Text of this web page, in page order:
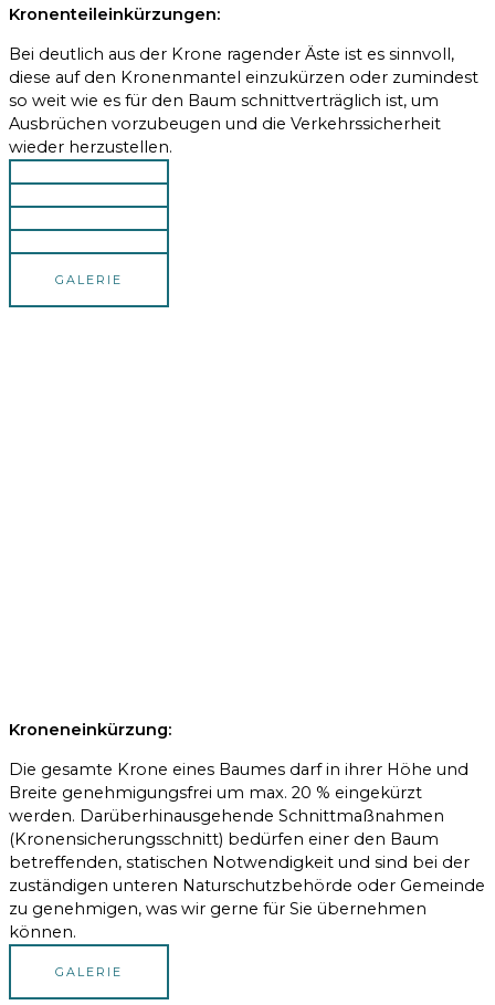
Kronenteileinkürzungen:
Bei deutlich aus der Krone ragender Äste ist es sinnvoll,
diese auf den Kronenmantel einzukürzen oder zumindest
so weit wie es für den Baum schnittverträglich ist, um
Ausbrüchen vorzubeugen und die Verkehrssicherheit
wieder herzustellen.
GALERIE
GALERIE
GALERIE
GALERIE
GALERIE
Kroneneinkürzung:
Die gesamte Krone eines Baumes darf in ihrer Höhe und
Breite genehmigungsfrei um max. 20 % eingekürzt
werden. Darüberhinausgehende Schnittmaßnahmen
(Kronensicherungsschnitt) bedürfen einer den Baum
betreffenden, statischen Notwendigkeit und sind bei der
zuständigen unteren Naturschutzbehörde oder Gemeinde
zu genehmigen, was wir gerne für Sie übernehmen
können.
GALERIE